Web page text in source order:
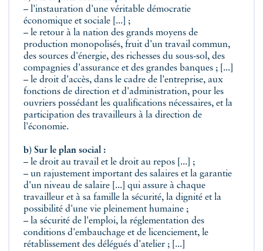
– l'instauration d'une véritable démocratie
économique et sociale [...] ;
– le retour à la nation des grands moyens de
production monopolisés, fruit d'un travail commun,
des sources d'énergie, des richesses du sous-sol, des
compagnies d'assurance et des grandes banques ; [...]
– le droit d'accès, dans le cadre de l'entreprise, aux
fonctions de direction et d'administration, pour les
ouvriers possédant les qualifications nécessaires, et la
participation des travailleurs à la direction de
l'économie.
b) Sur le plan social :
– le droit au travail et le droit au repos [...] ;
– un rajustement important des salaires et la garantie
d'un niveau de salaire [...] qui assure à chaque
travailleur et à sa famille la sécurité, la dignité et la
possibilité d'une vie pleinement humaine ;
– la sécurité de l'emploi, la réglementation des
conditions d'embauchage et de licenciement, le
rétablissement des délégués d'atelier ; [...]